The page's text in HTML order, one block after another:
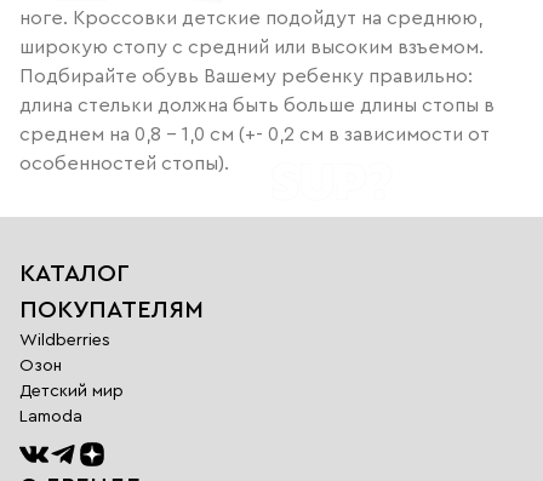
ноге. Кроссовки детские подойдут на среднюю,
широкую стопу с средний или высоким взъемом.
Подбирайте обувь Вашему ребенку правильно:
длина стельки должна быть больше длины стопы в
среднем на 0,8 – 1,0 см (+- 0,2 см в зависимости от
особенностей стопы).
КАТАЛОГ
ПОКУПАТЕЛЯМ
Wildberries
Озон
Детский мир
Lamoda